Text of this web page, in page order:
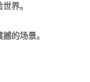
界。
的场景。